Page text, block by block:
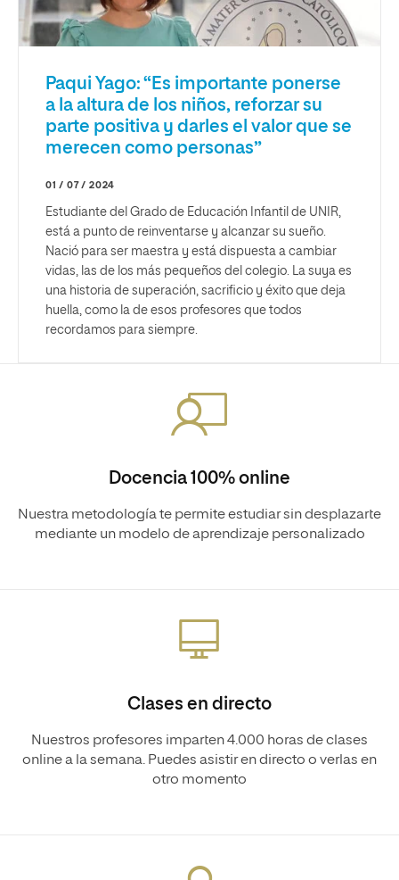
Paqui Yago: “Es importante ponerse
a la altura de los niños, reforzar su
parte positiva y darles el valor que se
merecen como personas”
01 / 07 / 2024
Estudiante del Grado de Educación Infantil de UNIR,
está a punto de reinventarse y alcanzar su sueño.
Nació para ser maestra y está dispuesta a cambiar
vidas, las de los más pequeños del colegio. La suya es
una historia de superación, sacrificio y éxito que deja
huella, como la de esos profesores que todos
recordamos para siempre.
Docencia 100% online
Nuestra metodología te permite estudiar sin desplazarte
mediante un modelo de aprendizaje personalizado
Clases en directo
Nuestros profesores imparten 4.000 horas de clases
online a la semana. Puedes asistir en directo o verlas en
otro momento